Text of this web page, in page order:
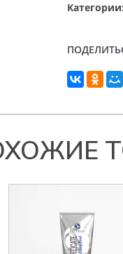
Категории: